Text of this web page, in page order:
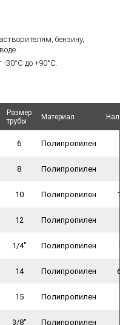
бензину,
30°C до +90°C.
Размер
трубы
Материал
6 Полипропилен
8 Полипропилен
10 Полипропилен
12 Полипропилен
1/4" Полипропилен
14 Полипропилен
15 Полипропилен
3/8" Полипропилен
Размер
трубы
Материал